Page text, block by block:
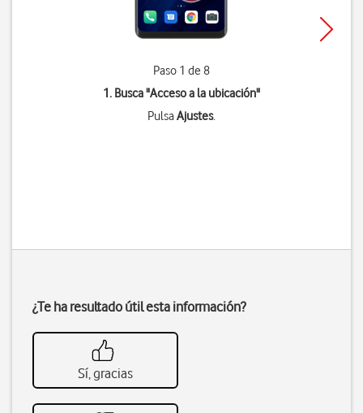
Paso 1 de 8
1. Busca "Acceso a la ubicación"
PulsaAjustes.
¿Te ha resultado útil esta información?
Sí, gracias